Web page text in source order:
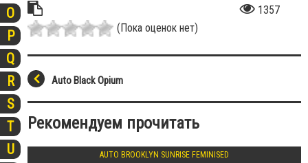
O
P
Q
R
S
T
U
1357
(Пока оценок нет)
Auto Black Opium
Рекомендуем прочитать
AUTO BROOKLYN SUNRISE FEMINISED